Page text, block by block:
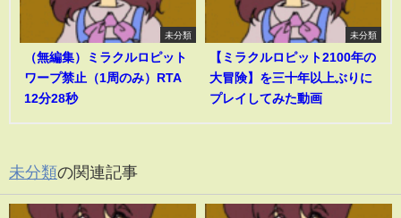
未分類
（無編集）ミラクルロピット
ワープ禁止（1周のみ）RTA
12分28秒
未分類
【ミラクルロピット2100年の
大冒険】を三十年以上ぶりに
プレイしてみた動画
未分類の関連記事